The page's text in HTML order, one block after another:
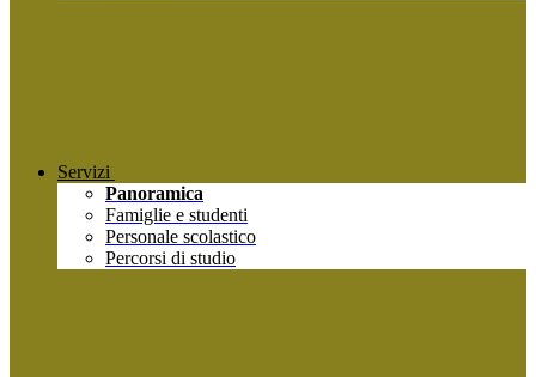
Servizi
Panoramica
Famiglie e studenti
Personale scolastico
Percorsi di studio